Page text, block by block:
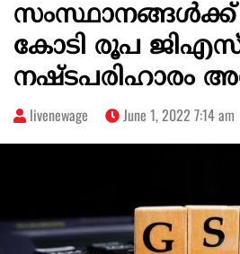
സംസ്ഥാനങ്ങൾക്ക്
കോടി രൂപ
നഷ്ടപരിഹാരം
livenewage June 1, 2022 7:14 am